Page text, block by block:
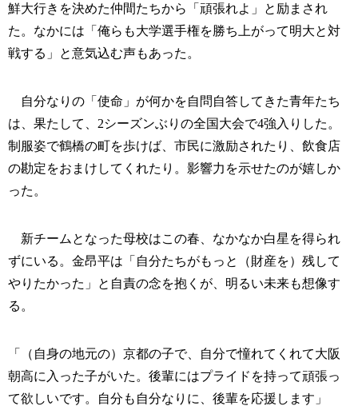
鮮大行きを決めた仲間たちから「頑張れよ」と励まされ
た。なかには「俺らも大学選手権を勝ち上がって明大と対
戦する」と意気込む声もあった。
自分なりの「使命」が何かを自問自答してきた青年たち
は、果たして、2シーズンぶりの全国大会で4強入りした。
制服姿で鶴橋の町を歩けば、市民に激励されたり、飲食店
の勘定をおまけしてくれたり。影響力を示せたのが嬉しか
った。
新チームとなった母校はこの春、なかなか白星を得られ
ずにいる。金昂平は「自分たちがもっと（財産を）残して
やりたかった」と自責の念を抱くが、明るい未来も想像す
る。
「（自身の地元の）京都の子で、自分で憧れてくれて大阪
朝高に入った子がいた。後輩にはプライドを持って頑張っ
て欲しいです。自分も自分なりに、後輩を応援します」